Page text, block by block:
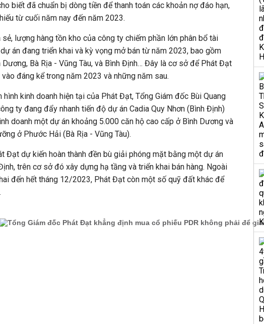
biết đã chuẩn bị dòng tiền để thanh toán các khoản nợ đáo hạn,
từ cuối năm nay đến năm 2023.
lượng hàng tồn kho của công ty chiếm phần lớn phân bổ tài
án đang triển khai và kỳ vọng mở bán từ năm 2023, bao gồm
Bà Rịa - Vũng Tàu, và Bình Định… Đây là cơ sở để Phát Đạt
đáng kể trong năm 2023 và những năm sau.
hình kinh doanh hiện tại của Phát Đạt, Tổng Giám đốc Bùi Quang
ty đang đẩy nhanh tiến độ dự án Cadia Quy Nhơn (Bình Định)
doanh một dự án khoảng 5.000 căn hộ cao cấp ở Bình Dương và
ở Phước Hải (Bà Rịa - Vũng Tàu).
Đạt dự kiến hoàn thành đền bù giải phóng mặt bằng một dự án
trên cơ sở đó xây dựng hạ tầng và triển khai bán hàng. Ngoài
đến hết tháng 12/2023, Phát Đạt còn một số quỹ đất khác để